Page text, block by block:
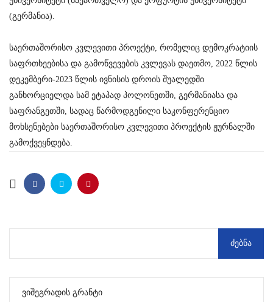
(გერმანია).
საერთაშორისო კვლევითი პროექტი, რომელიც დემოკრატიის
საფრთხეებისა და გამოწვევების კვლევას დაეთმო, 2022 წლის
დეკემბერი-2023 წლის ივნისის დროის შუალედში
განხორციელდა სამ ეტაპად პოლონეთში, გერმანიასა და
საფრანგეთში, სადაც წარმოდგენილი საკონფერენციო
მოხსენებები საერთაშორისო კვლევითი პროექტის ჟურნალში
გამოქვეყნდება.
Ვიშეგრადის Გრანტი